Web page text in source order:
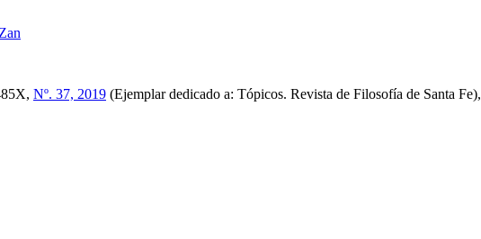
Nº. 37, 2019 (Ejemplar dedicado a: Tópicos. Revista de Filosofía de Santa Fe),